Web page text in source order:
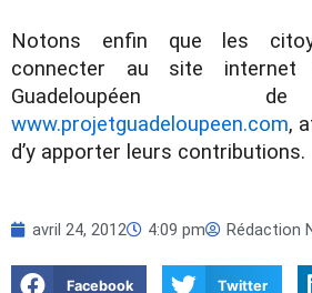
Notons enfin que les
connecter au site internet
Guadeloupéen
www.projetguadeloupeen.com,
d’y apporter leurs contributions.
avril 24, 2012 4:09 pm Rédaction
Facebook Twitter